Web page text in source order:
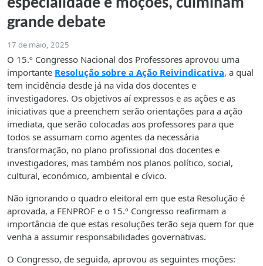
especialidade e moções, culminam
grande debate
17 de maio, 2025
O 15.º Congresso Nacional dos Professores aprovou uma
importante Resolução sobre a Ação Reivindicativa, a qual
tem incidência desde já na vida dos docentes e
investigadores. Os objetivos aí expressos e as ações e as
iniciativas que a preenchem serão orientações para a ação
imediata, que serão colocadas aos professores para que
todos se assumam como agentes da necessária
transformação, no plano profissional dos docentes e
investigadores, mas também nos planos político, social,
cultural, económico, ambiental e cívico.
Não ignorando o quadro eleitoral em que esta Resolução é
aprovada, a FENPROF e o 15.º Congresso reafirmam a
importância de que estas resoluções terão seja quem for que
venha a assumir responsabilidades governativas.
O Congresso, de seguida, aprovou as seguintes moções: